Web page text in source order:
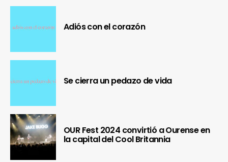
Adiós con el corazón
Se cierra un pedazo de vida
OUR Fest 2024 convirtió a Ourense en
la capital del Cool Britannia